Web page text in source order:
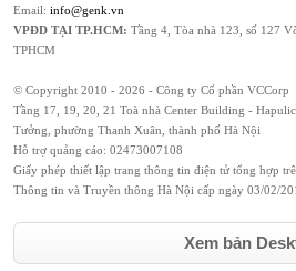
Email: info@genk.vn
VPĐD TẠI TP.HCM: Tầng 4, Tòa nhà 123, số 127
TPHCM
© Copyright 2010 - 2026 - Công ty Cổ phần VCCorp
Tầng 17, 19, 20, 21 Toà nhà Center Building -
Tưởng, phường Thanh Xuân, thành phố Hà Nội
Hỗ trợ quảng cáo: 02473007108
Giấy phép thiết lập trang thông tin điện tử tổng hợp
Thông tin và Truyền thông Hà Nội cấp ngày 03/02/
Xem bản